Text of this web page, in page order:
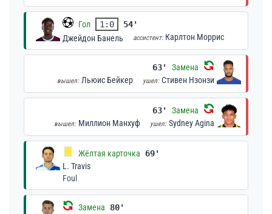
Гол 1:0
54'
Джейдон Банель
ассистент: Карлтон Моррис
63' Замена
вышел: Льюис Бейкер ушел: Стивен Нзонзи
63' Замена
вышел: Миллион Манхуф ушел: Sydney Agina
Жёлтая карточка
69'
L. Travis
Foul
Замена 80'